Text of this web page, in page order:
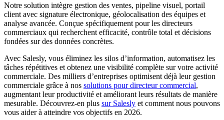
Notre solution intègre gestion des ventes, pipeline visuel, portail
client avec signature électronique, géolocalisation des équipes et
analyse avancée. Conçue spécifiquement pour les directeurs
commerciaux qui recherchent efficacité, contrôle total et décisions
fondées sur des données concrètes.
Avec Salesly, vous éliminez les silos d’information, automatisez les
tâches répétitives et obtenez une visibilité complète sur votre activité
commerciale. Des milliers d’entreprises optimisent déjà leur gestion
commerciale grâce à nos solutions pour directeur commercial,
augmentant leur productivité et améliorant leurs résultats de manière
mesurable. Découvrez-en plus sur Salesly et comment nous pouvons
vous aider à atteindre vos objectifs en 2026.